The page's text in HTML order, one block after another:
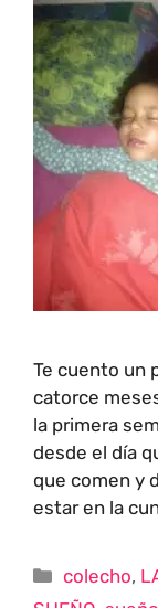
Te cuento un
catorce
la primera
desde el día
que comen y
estar en la
colecho,